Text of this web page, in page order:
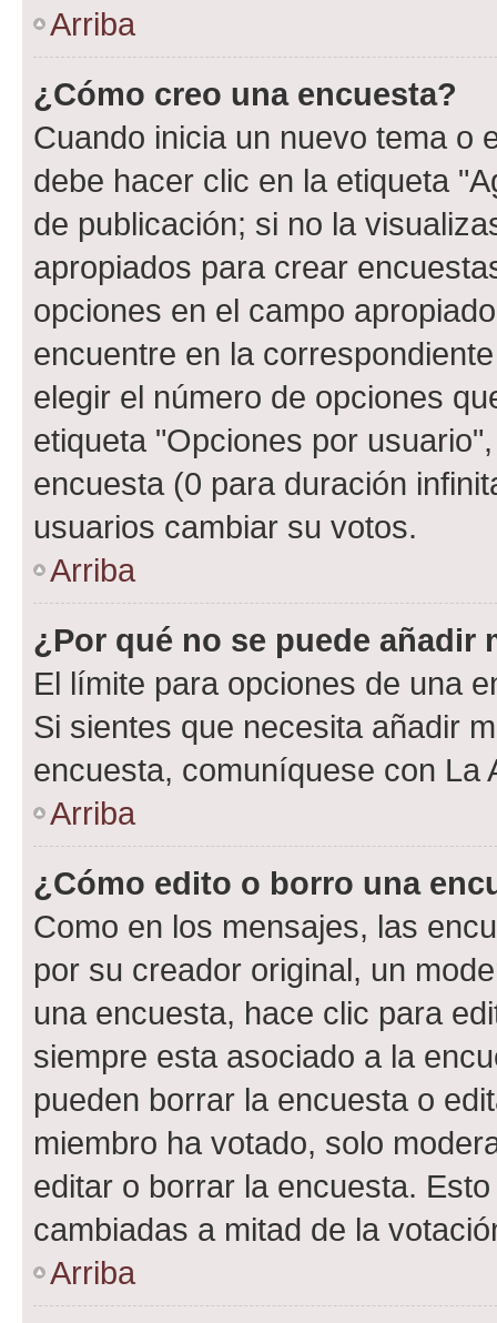
Arriba
¿Cómo creo una encuesta?
Cuando inicia un nuevo tema o
debe hacer clic en la etiqueta
de publicación; si no la
apropiados para crear
opciones en el campo
encuentre en la
elegir el número de opciones
etiqueta "Opciones por
encuesta (0 para duración
usuarios cambiar su votos.
Arriba
¿Por qué no se puede añadir
El límite para opciones de una
Si sientes que necesita añadir
encuesta, comuníquese con La
Arriba
¿Cómo edito o borro una
Como en los mensajes, las
por su creador original, un
una encuesta, hace clic para
siempre esta asociado a la
pueden borrar la encuesta o
miembro ha votado, solo
editar o borrar la encuesta.
cambiadas a mitad de la
Arriba